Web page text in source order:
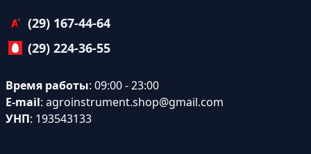
(29) 167-44-64
(29) 224-36-55
Время работы: 09:00 - 23:00
E-mail: agroinstrument.shop@gmail.com
УНП: 193543133